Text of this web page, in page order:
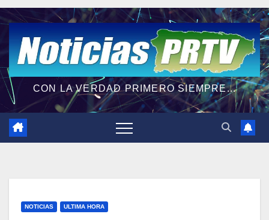
CON LA VERDAD PRIMERO SIEMPRE...
NOTICIAS ULTIMA HORA